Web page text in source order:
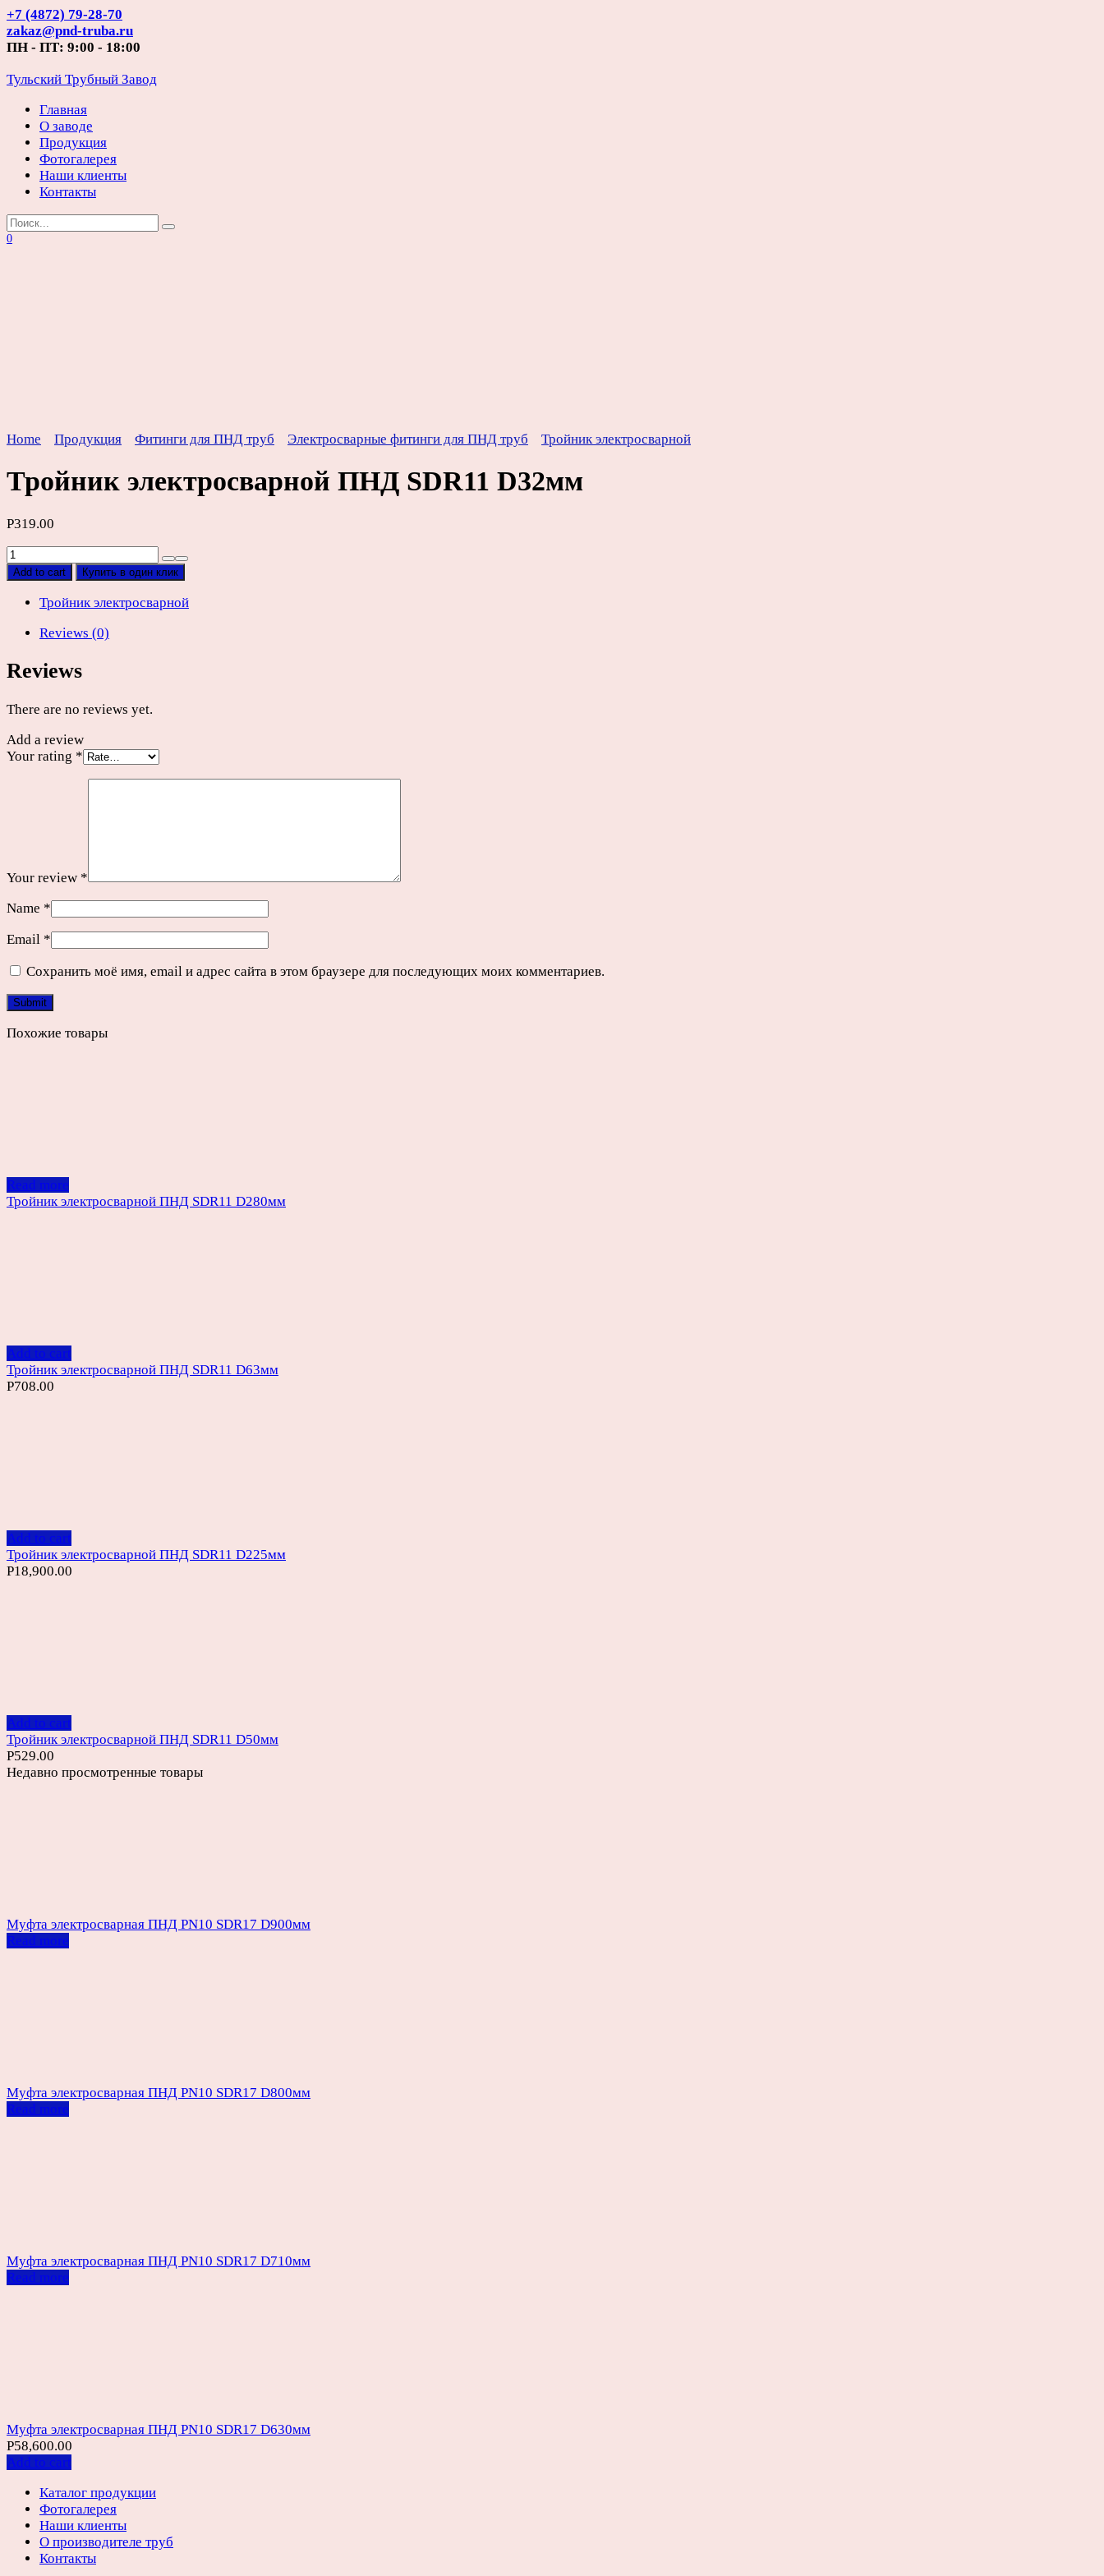
Перейти
к
содержанию
+7 (4872) 79-28-70
zakaz@pnd-truba.ru
ПН - ПТ: 9:00 - 18:00
Тульский Трубный Завод
Главная
О заводе
Продукция
Фотогалерея
Наши клиенты
Контакты
Search
for:
0
Home Продукция Фитинги для ПНД труб Электросварные фитинги для ПНД труб Тройник электросварной
Тройник электросварной ПНД SDR11 D32мм
Р319.00
Тройник
электросварной
SDR11
quantity
Add to cart Купить в один клик
Тройник электросварной
Reviews (0)
Reviews
There are no reviews yet.
Add a review
Your rating *
Your review *
Name *
Email *
Сохранить моё имя, email и адрес сайта в этом браузере для последующих моих комментариев.
Похожие товары
Read more
Тройник электросварной ПНД SDR11 D280мм
Add to cart
Тройник электросварной ПНД SDR11 D63мм
Р708.00
Add to cart
Тройник электросварной ПНД SDR11 D225мм
Р18,900.00
Add to cart
Тройник электросварной ПНД SDR11 D50мм
Р529.00
Недавно просмотренные товары
Муфта электросварная ПНД PN10 SDR17 D900мм
Read more
Муфта электросварная ПНД PN10 SDR17 D800мм
Read more
Муфта электросварная ПНД PN10 SDR17 D710мм
Read more
Муфта электросварная ПНД PN10 SDR17 D630мм
Р58,600.00
Add to cart
Каталог продукции
Фотогалерея
Наши клиенты
О производителе труб
Контакты